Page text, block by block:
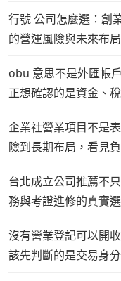
行號 公司怎麼選：創
的營運風險與未來布局
obu 意思不是外匯帳
正想確認的是資金、
企業社營業項目不是
險到長期布局，看見
台北成立公司推薦不
務與考證進修的真實
沒有營業登記可以開
該先判斷的是交易身